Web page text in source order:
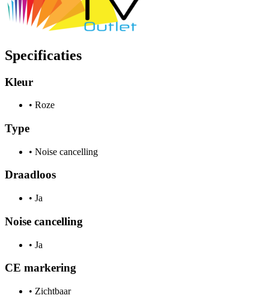
Specificaties
Kleur
• Roze
Type
• Noise cancelling
Draadloos
• Ja
Noise cancelling
• Ja
CE markering
• Zichtbaar